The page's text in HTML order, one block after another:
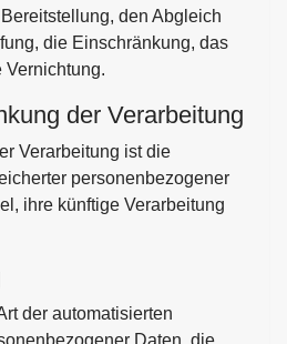
den Abgleich
die Einschränkung, das
Vernichtung.
der Verarbeitung
Verarbeitung ist die
personenbezogener
ihre künftige Verarbeitung
der automatisierten
Daten, die